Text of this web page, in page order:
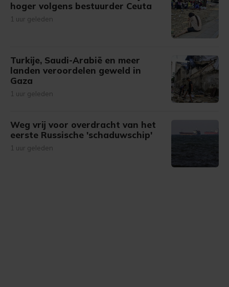
hoger volgens bestuurder Ceuta
1 uur geleden
Turkije, Saudi-Arabië en meer
landen veroordelen geweld in
Gaza
1 uur geleden
Weg vrij voor overdracht van het
eerste Russische 'schaduwschip'
1 uur geleden